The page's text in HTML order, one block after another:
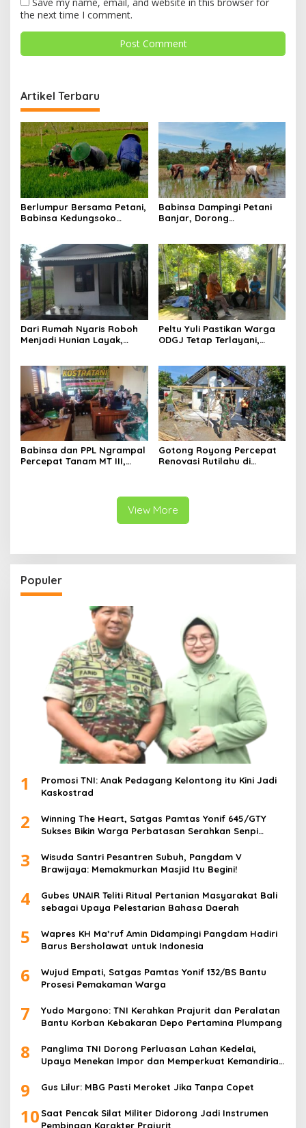
Save my name, email, and website in this browser for
the next time I comment.
Artikel Terbaru
Berlumpur Bersama Petani,
Babinsa Kedungsoko
Babinsa Dampingi Petani
Banjar, Dorong
Dari Rumah Nyaris Roboh
Menjadi Hunian Layak,
Peltu Yuli Pastikan Warga
ODGJ Tetap Terlayani,
Babinsa dan PPL Ngrampal
Percepat Tanam MT III,
Gotong Royong Percepat
Renovasi Rutilahu di
Warga
View More
Populer
1
Promosi TNI: Anak Pedagang Kelontong itu Kini Jadi
Kaskostrad
2
Winning The Heart, Satgas Pamtas Yonif 645/GTY
Sukses Bikin Warga Perbatasan Serahkan Senpi
3
Wisuda Santri Pesantren Subuh, Pangdam V
Brawijaya: Memakmurkan Masjid Itu Begini!
4
Gubes UNAIR Teliti Ritual Pertanian Masyarakat Bali
sebagai Upaya Pelestarian Bahasa Daerah
5
Wapres KH Ma’ruf Amin Didampingi Pangdam Hadiri
Barus Bersholawat untuk Indonesia
6
Wujud Empati, Satgas Pamtas Yonif 132/BS Bantu
Prosesi Pemakaman Warga
7
Yudo Margono: TNI Kerahkan Prajurit dan Peralatan
Bantu Korban Kebakaran Depo Pertamina Plumpang
8
Panglima TNI Dorong Perluasan Lahan Kedelai,
Upaya Menekan Impor dan Memperkuat Kemandirian
9 Gus Lilur: MBG Pasti Meroket Jika Tanpa Copet
10 Saat Pencak Silat Militer Didorong Jadi Instrumen
Pembinaan Karakter Prajurit